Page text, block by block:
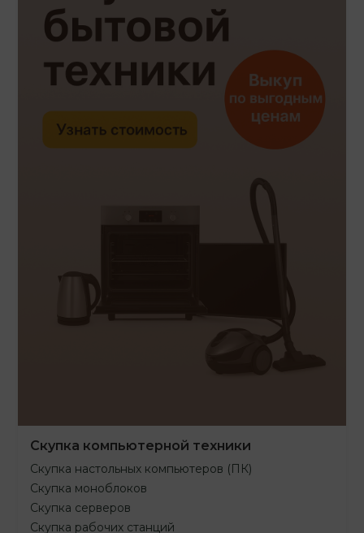
Скупка компьютерной техники
Скупка настольных компьютеров (ПК)
Скупка моноблоков
Скупка серверов
Скупка рабочих станций